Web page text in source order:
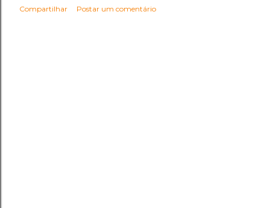
Compartilhar Postar um comentário